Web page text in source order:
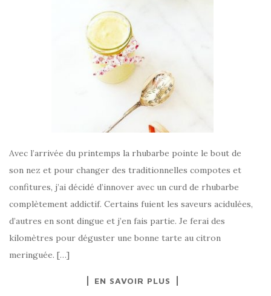
Avec l’arrivée du printemps la rhubarbe pointe le bout de
son nez et pour changer des traditionnelles compotes et
confitures, j’ai décidé d’innover avec un curd de rhubarbe
complètement addictif. Certains fuient les saveurs acidulées,
d’autres en sont dingue et j’en fais partie. Je ferai des
kilomètres pour déguster une bonne tarte au citron
meringuée. […]
EN SAVOIR PLUS